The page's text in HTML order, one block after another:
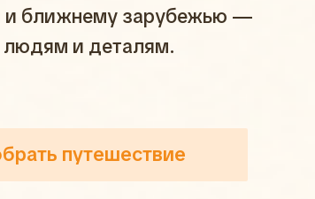
и ближнему зарубежью —
и деталям.
путешествие